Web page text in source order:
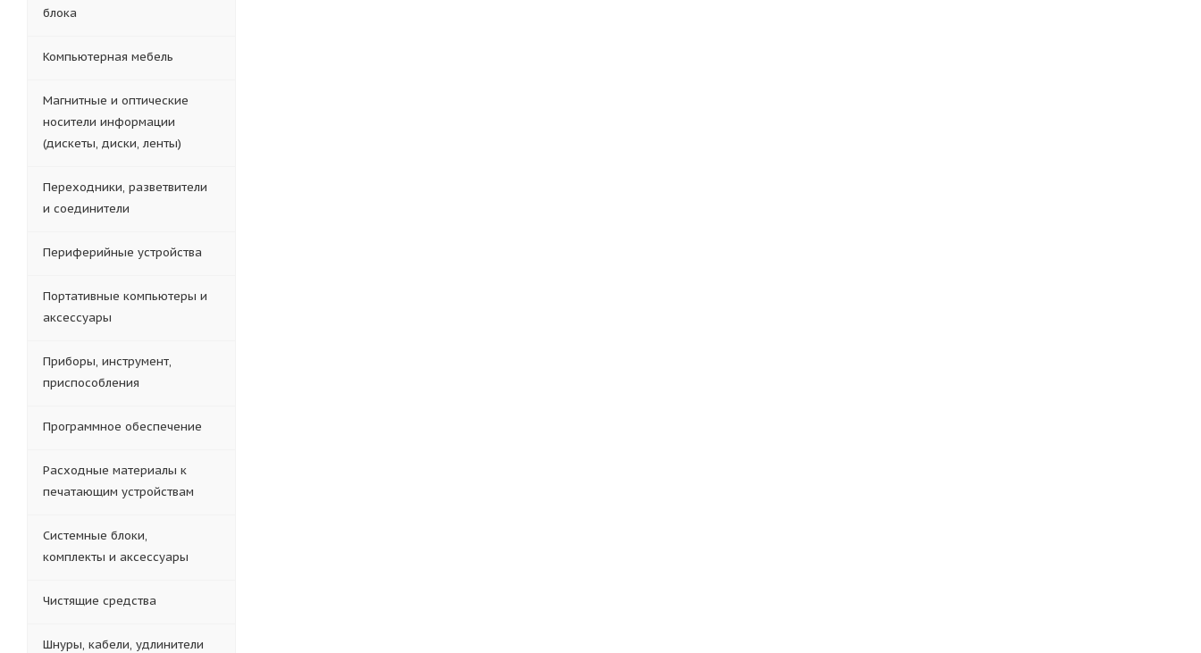
блока
Компьютерная мебель
Магнитные и оптические
носители информации
(дискеты, диски, ленты)
Переходники, разветвители
и соединители
Периферийные устройства
Портативные компьютеры и
аксессуары
Приборы, инструмент,
приспособления
Программное обеспечение
Расходные материалы к
печатающим устройствам
Системные блоки,
комплекты и аксессуары
Чистящие средства
Шнуры, кабели, удлинители